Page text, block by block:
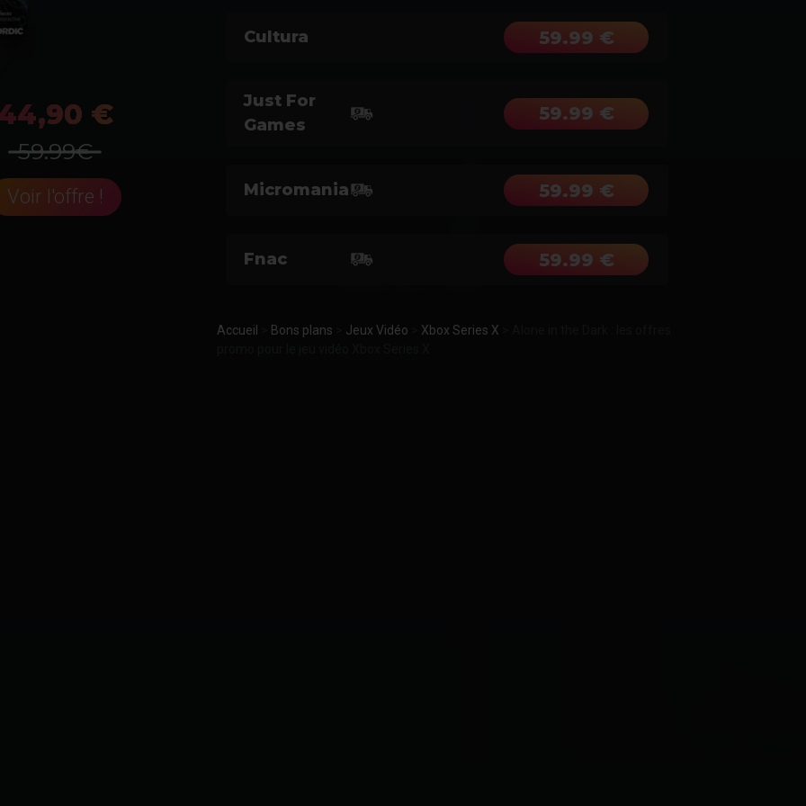
€
59.99€
Voir l'offre !
Cultura 59.99 €
Just For
Games
59.99 €
Micromania 59.99 €
Fnac 59.99 €
Accueil Bons plans Jeux Vidéo Xbox Series X